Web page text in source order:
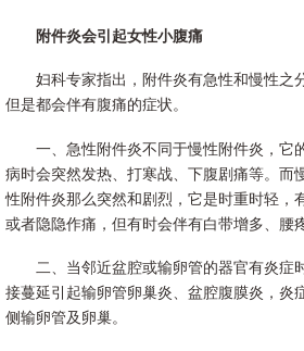
附件炎会引起女性小腹痛
妇科专家指出，附件炎有急性和慢性之
但是都会伴有腹痛的症状。
一、急性附件炎不同于慢性附件炎，它
病时会突然发热、打寒战、下腹剧痛等。而
性附件炎那么突然和剧烈，它是时重时轻，
或者隐隐作痛，但有时会伴有白带增多、腰
二、当邻近盆腔或输卵管的器官有炎症
接蔓延引起输卵管卵巢炎、盆腔腹膜炎，炎
侧输卵管及卵巢。